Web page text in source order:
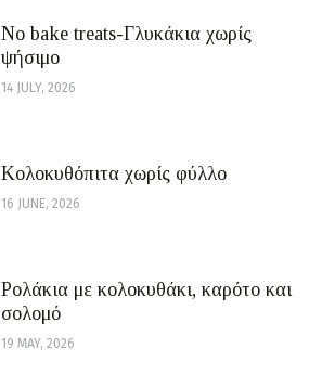
No bake treats-Γλυκάκια χωρίς
ψήσιμο
14 JULY, 2026
Κολοκυθόπιτα χωρίς φύλλο
16 JUNE, 2026
Ρολάκια με κολοκυθάκι, καρότο και
σολομό
19 MAY, 2026